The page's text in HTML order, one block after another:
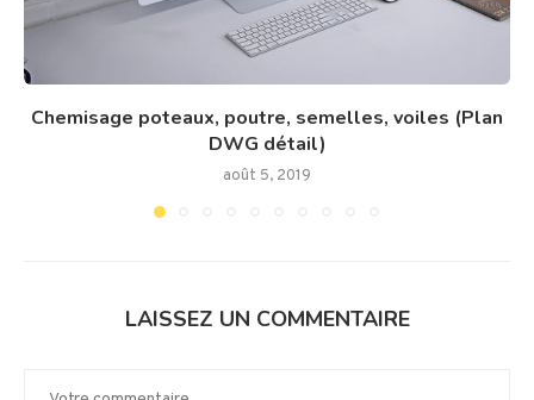
Chemisage poteaux, poutre, semelles, voiles (Plan
DWG détail)
août 5, 2019
LAISSEZ UN COMMENTAIRE